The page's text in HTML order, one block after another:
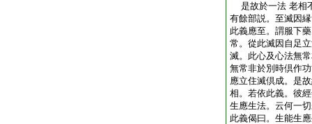
是故於一法 老相
有餘部説。至滅因
此義應至。謂服下
常。從此滅因自足
滅。此心及心法無
無常非於別時倶作
應立住滅倶成。是
相。若依此義。彼
生應生法。云何一
此義偈曰。生能生